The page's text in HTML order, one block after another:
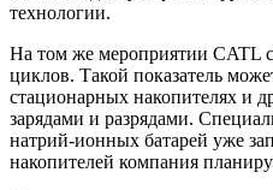
технологии.
На том же мероприятии CATL
циклов. Такой показатель
стационарных накопителях и
зарядами и разрядами.
натрий-ионных батарей уже
накопителей компания